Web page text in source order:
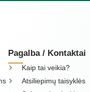
Pagalba / Kontaktai
Kaip tai veikia?
Atsiliepimų taisyklės